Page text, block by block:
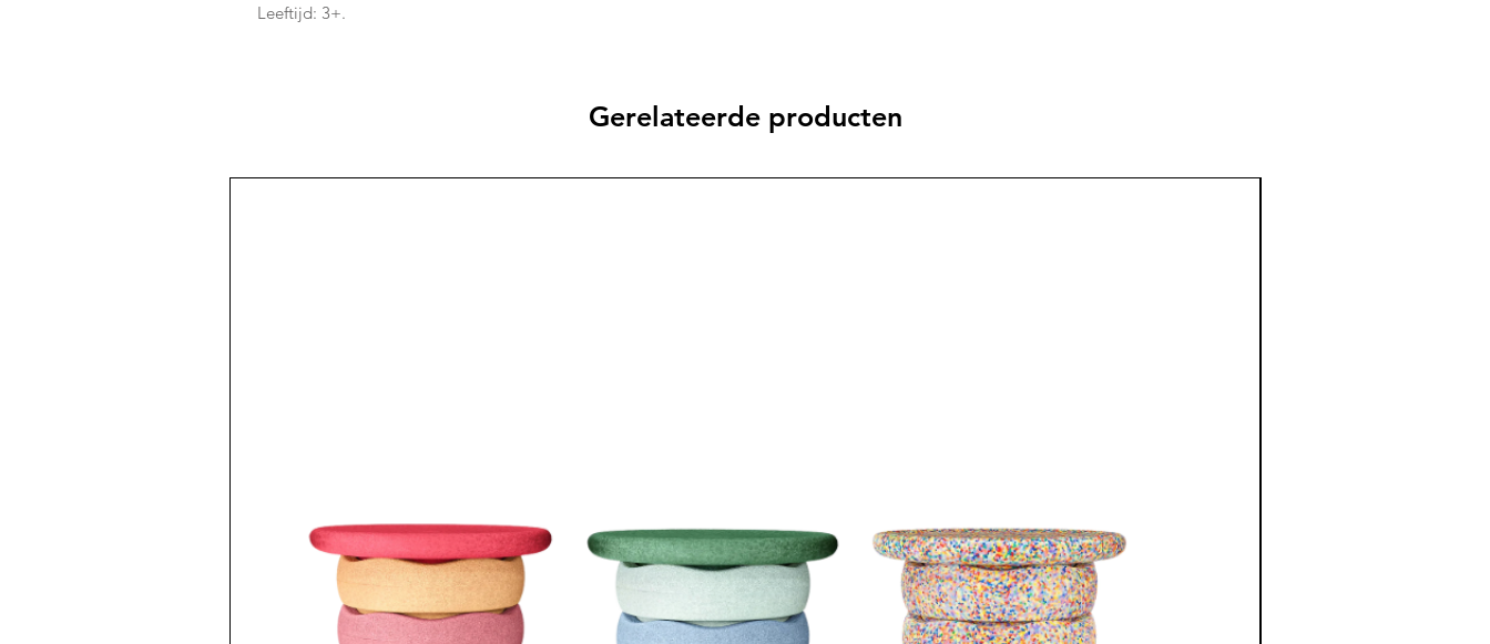
Leeftijd: 3+.
Gerelateerde producten